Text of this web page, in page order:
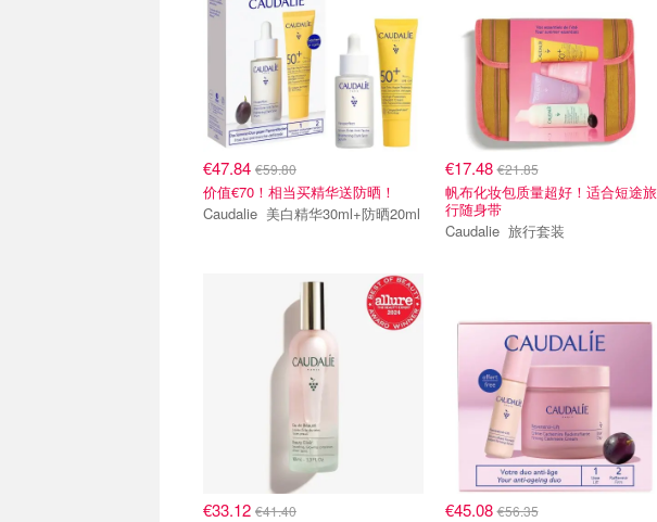
€47.84 €59.80
价值€70！相当买精华送防晒！
Caudalie 美白精华30ml+防晒20ml
€17.48€21.85
帆布化妆包质量超好！适合短途旅
行随身带
Caudalie 旅行套装
€33.12 €41.40 €45.08€56.35